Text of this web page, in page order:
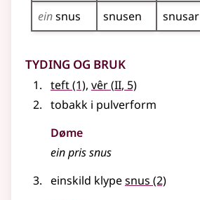
einsnus snusen snusar
Tyding og bruk
teft(1), vêr(2
II, 5)
tobakk i pulverform
Døme
ein pris snus
einskild klypesnus (2)